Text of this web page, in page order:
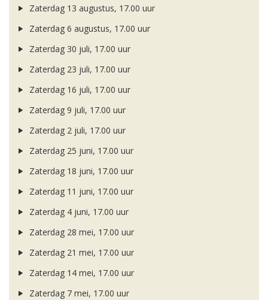
Zaterdag 13 augustus, 17.00 uur
Zaterdag 6 augustus, 17.00 uur
Zaterdag 30 juli, 17.00 uur
Zaterdag 23 juli, 17.00 uur
Zaterdag 16 juli, 17.00 uur
Zaterdag 9 juli, 17.00 uur
Zaterdag 2 juli, 17.00 uur
Zaterdag 25 juni, 17.00 uur
Zaterdag 18 juni, 17.00 uur
Zaterdag 11 juni, 17.00 uur
Zaterdag 4 juni, 17.00 uur
Zaterdag 28 mei, 17.00 uur
Zaterdag 21 mei, 17.00 uur
Zaterdag 14 mei, 17.00 uur
Zaterdag 7 mei, 17.00 uur